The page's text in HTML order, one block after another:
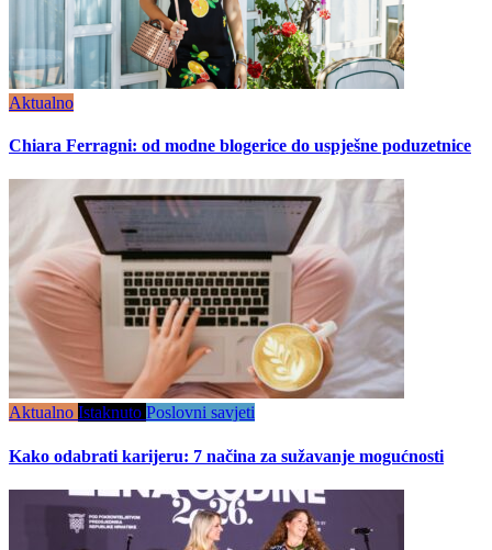
Aktualno
Chiara Ferragni: od modne blogerice do uspješne poduzetnice
Aktualno Istaknuto Poslovni savjeti
Kako odabrati karijeru: 7 načina za sužavanje mogućnosti